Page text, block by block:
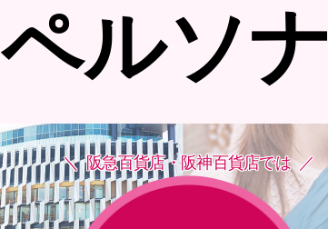
ペルソナ
阪急百貨店・阪神百貨店では